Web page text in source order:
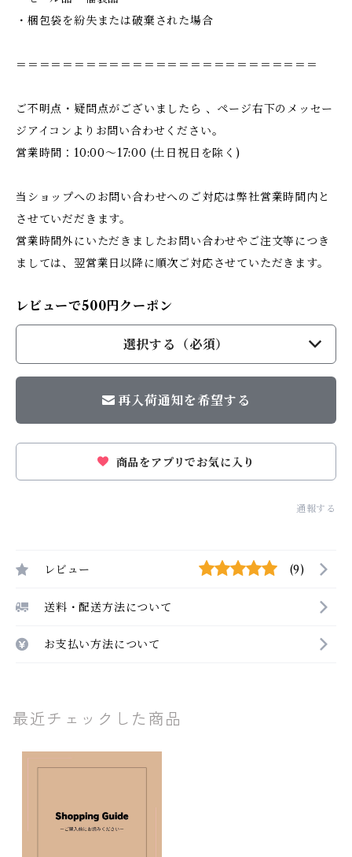
・梱包袋を紛失または破棄された場合
＝＝＝＝＝＝＝＝＝＝＝＝＝＝＝＝＝＝＝＝＝＝＝＝＝＝
ご不明点・疑問点がございましたら 、ページ右下のメッセー
ジアイコンよりお問い合わせください。
営業時間：10:00〜17:00 (土日祝日を除く)
当ショップへのお問い合わせへのご対応は弊社営業時間内と
させていだだきます。
営業時間外にいただきましたお問い合わせやご注文等につき
ましては、翌営業日以降に順次ご対応させていただきます。
レビューで500円クーポン
選択する（必須）
再入荷通知を希望する
商品をアプリでお気に入り
通報する
レビュー (9)
送料・配送方法について
お支払い方法について
最近チェックした商品